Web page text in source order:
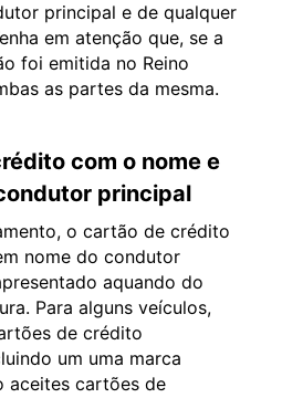
principal e de qualquer
em atenção que, se a
foi emitida no Reino
as partes da mesma.
com o nome e
principal
o cartão de crédito
nome do condutor
aquando do
Para alguns veículos,
de crédito
um uma marca
aceites cartões de